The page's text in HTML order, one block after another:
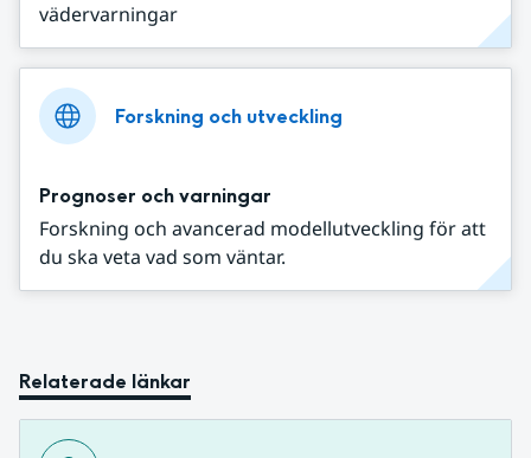
vädervarningar
Forskning och utveckling
Prognoser och varningar
Forskning och avancerad modellutveckling för att
du ska veta vad som väntar.
Relaterade länkar